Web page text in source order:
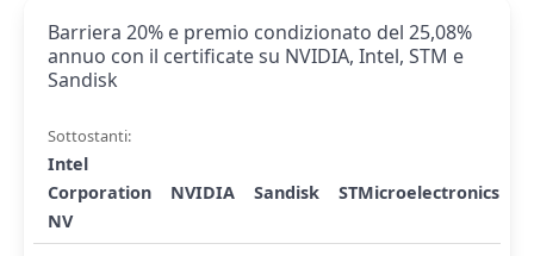
Barriera 20% e premio condizionato del 25,08%
annuo con il certificate su NVIDIA, Intel, STM e
Sandisk
Sottostanti:
Intel
Corporation
NVIDIA Sandisk
STMicroelectronics
NV